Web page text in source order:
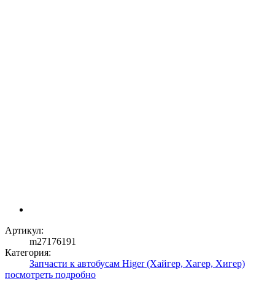
Артикул:
m27176191
Категория:
Запчасти к автобусам Higer (Хайгер, Хагер, Хигер)
посмотреть подробно